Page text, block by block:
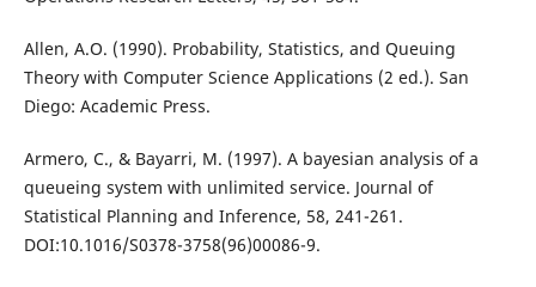
Allen, A.O. (1990). Probability, Statistics, and Queuing
Theory with Computer Science Applications (2 ed.). San
Diego: Academic Press.
Armero, C., & Bayarri, M. (1997). A bayesian analysis of a
queueing system with unlimited service. Journal of
Statistical Planning and Inference, 58, 241-261.
DOI:10.1016/S0378-3758(96)00086-9.